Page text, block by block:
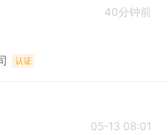
40分钟前
认证
05-13 08:01